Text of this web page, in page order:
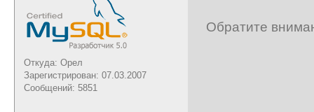
Откуда: Орел
Зарегистрирован: 07.03.2007
Сообщений: 5851
Обратите